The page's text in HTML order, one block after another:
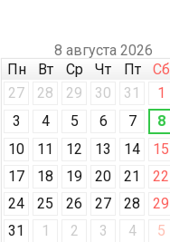
8 августа 2026
Пн
Вт Ср Чт Пт Сб
27
28 29 30 31 1
3
4 5 6 7 8
10
11 12 13 14 15
17
18 19 20 21 22
24
25 26 27 28 29
31
1 2 3 4 5